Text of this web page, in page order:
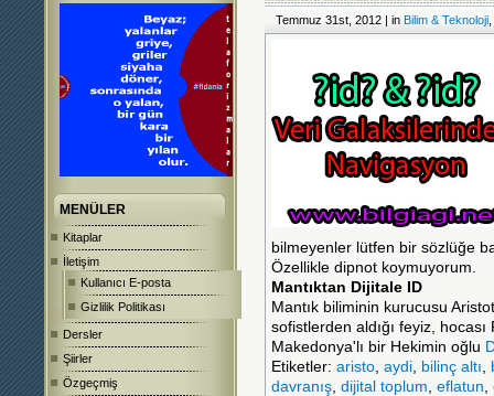
MENÜLER
Kitaplar
İletişim
Kullanıcı E-posta
Gizlilik Politikası
Dersler
Şiirler
Özgeçmiş
Temmuz 31st, 2012 | in Bilim & Teknoloji
bilmeyenler lütfen bir sözlüğe
Özellikle dipnot koymuyorum.
Mantıktan Dijitale ID
Mantık biliminin kurucusu
sofistlerden aldığı feyiz,
Makedonya'lı bir Hekimin oğlu
Etiketler: aristo, aydi, bilinç altı,
davranış, dijital toplum, eflatun,